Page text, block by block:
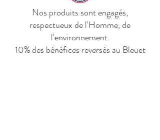
Nos produits sont engagés,
respectueux de l'Homme, de
l'environnement.
10% des bénéfices reversés au Bleuet